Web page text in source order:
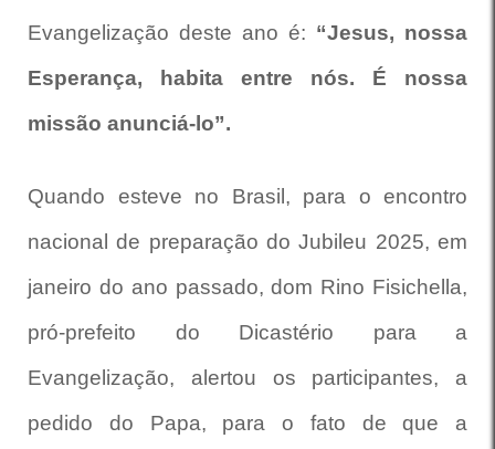
Evangelização deste ano é: “Jesus, nossa
Esperança, habita entre nós. É nossa
missão anunciá-lo”.
Quando esteve no Brasil, para o encontro
nacional de preparação do Jubileu 2025, em
janeiro do ano passado, dom Rino Fisichella,
pró-prefeito do Dicastério para a
Evangelização, alertou os participantes, a
pedido do Papa, para o fato de que a